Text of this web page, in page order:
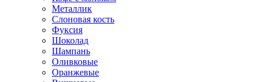
Металлик
Слоновая кость
Фуксия
Шоколад
Шампань
Оливковые
Оранжевые